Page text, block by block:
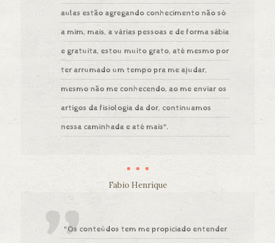
aulas estão agregando conhecimento não só
a mim, mais, a várias pessoas e de forma sábia
e gratuita, estou muito grato, até mesmo por
ter arrumado um tempo pra me ajudar,
mesmo não me conhecendo, ao me enviar os
artigos da fisiologia da dor, continuamos
nessa caminhada e até mais".
Fabio Henrique
"Os conteúdos tem me propiciado entender